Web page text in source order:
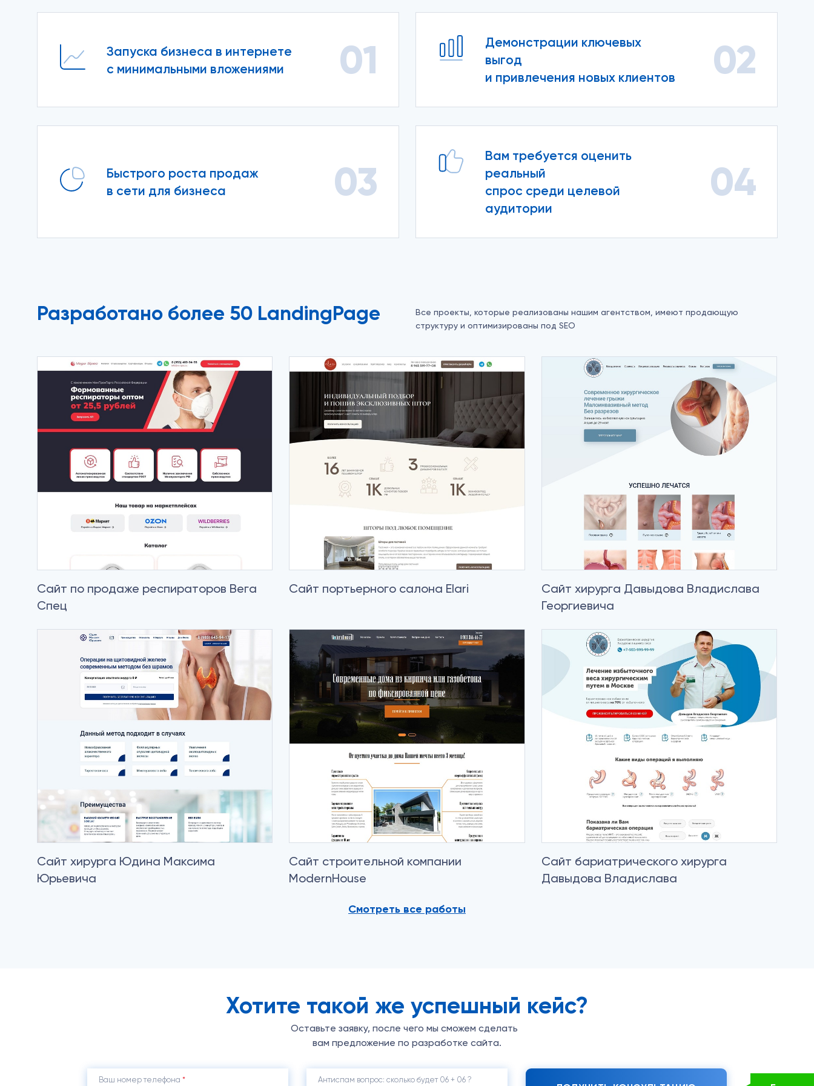
Запуска бизнеса в интернете
с минимальными вложениями
01
Демонстрации ключевых
выгод
и привлечения новых клиентов
02
Быстрого роста продаж
в сети для бизнеса
03
Вам требуется оценить
реальный
спрос среди целевой
аудитории
04
Разработано более 50 LandingPage
Все проекты, которые реализованы нашим агентством, имеют продающую
структуру и оптимизированы под SEO
Сайт по продаже респираторов Вега
Спец
Сайт портьерного салона Elari
Сайт хирурга Давыдова Владислава
Георгиевича
Сайт хирурга Юдина Максима
Юрьевича
Сайт строительной компании
ModernHouse
Сайт бариатрического хирурга
Давыдова Владислава
Смотреть все работы
Хотите такой же успешный кейс?
Оставьте заявку, после чего мы сможем сделать
вам предложение по разработке сайта.
Ваш номер телефона * Антиспам вопрос: cколько будет 06 + 06 ?